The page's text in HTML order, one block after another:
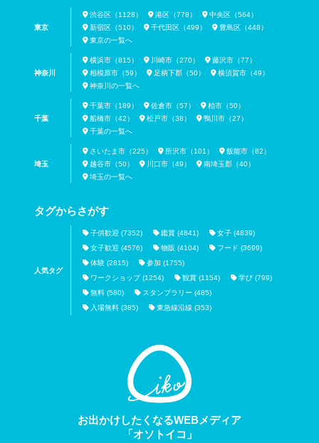
東京
渋谷区（1128） 港区（778）
中央区（564）
新宿区（510）
千代田区（499）
豊島区（448）
東京の一覧へ
神奈川
横浜市（815） 川崎市（270）
藤沢市（77）
相模原市（59）
足柄下郡（50）
横須賀市（49）
神奈川の一覧へ
千葉
千葉市（189） 佐倉市（57）
柏市（50）
船橋市（42）
松戸市（38）
鴨川市（27）
千葉の一覧へ
埼玉
さいたま市（225） 所沢市（101）
飯能市（82）
越谷市（50）
川口市（49）
南埼玉郡（40）
埼玉の一覧へ
タグからさがす
人気タグ
子供歓迎 (7352) 鑑賞 (4841)
女子 (4839)
女子歓迎 (4576)
物販 (4104)
フード (3699)
体験 (2815)
参加 (1755)
ワークショップ (1254)
観賞 (1154)
学び (799)
無料 (580)
スタンプラリー (485)
入場無料 (385)
東急線沿線 (353)
お出かけしたくなるWEBメディア
「オソトイコ」